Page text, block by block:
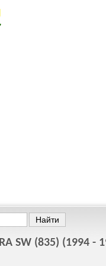
SW (835) (1994 -